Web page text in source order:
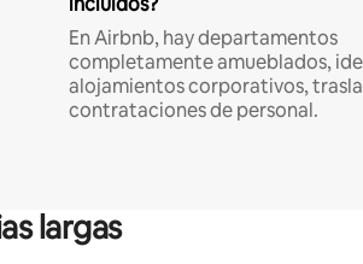
En Airbnb, hay departamentos
completamente amueblados,
alojamientos corporativos,
contrataciones de personal.
largas